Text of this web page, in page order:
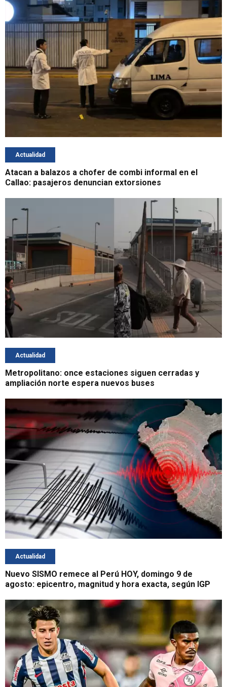
Actualidad
Atacan a balazos a chofer de combi informal en el
Callao: pasajeros denuncian extorsiones
Actualidad
Metropolitano: once estaciones siguen cerradas y
ampliación norte espera nuevos buses
Actualidad
Nuevo SISMO remece al Perú HOY, domingo 9 de
agosto: epicentro, magnitud y hora exacta, según IGP